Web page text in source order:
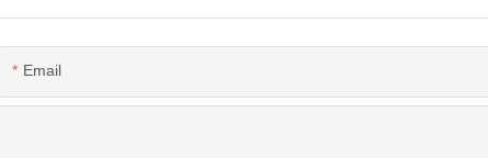
Email